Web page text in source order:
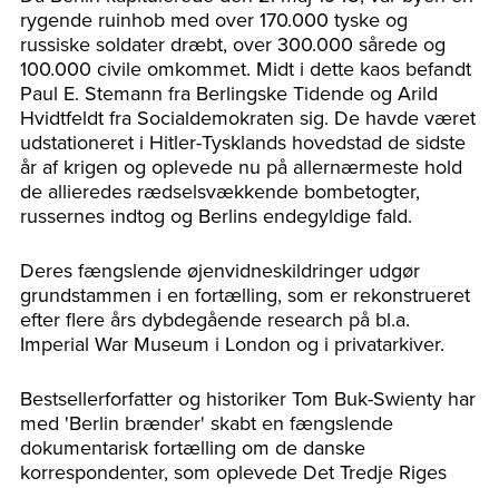
rygende ruinhob med over 170.000 tyske og
russiske soldater dræbt, over 300.000 sårede og
100.000 civile omkommet. Midt i dette kaos befandt
Paul E. Stemann fra Berlingske Tidende og Arild
Hvidtfeldt fra Socialdemokraten sig. De havde været
udstationeret i Hitler-Tysklands hovedstad de sidste
år af krigen og oplevede nu på allernærmeste hold
de allieredes rædselsvækkende bombetogter,
russernes indtog og Berlins endegyldige fald.
Deres fængslende øjenvidneskildringer udgør
grundstammen i en fortælling, som er rekonstrueret
efter flere års dybdegående research på bl.a.
Imperial War Museum i London og i privatarkiver.
Bestsellerforfatter og historiker Tom Buk-Swienty har
med 'Berlin brænder' skabt en fængslende
dokumentarisk fortælling om de danske
korrespondenter, som oplevede Det Tredje Riges